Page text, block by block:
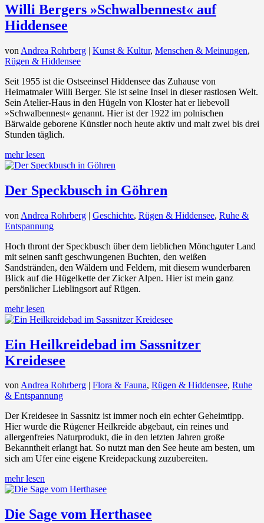
Willi Bergers »Schwalbennest« auf
Hiddensee
von Andrea Rohrberg | Kunst & Kultur, Menschen & Meinungen,
Rügen & Hiddensee
Seit 1955 ist die Ostseeinsel Hiddensee das Zuhause von
Heimatmaler Willi Berger. Sie ist seine Insel in dieser rastlosen Welt.
Sein Atelier-Haus in den Hügeln von Kloster hat er liebevoll
»Schwalbennest« genannt. Hier ist der 1922 im polnischen
Bärwalde geborene Künstler noch heute aktiv und malt zwei bis drei
Stunden täglich.
mehr lesen
Der Speckbusch in Göhren
von Andrea Rohrberg | Geschichte, Rügen & Hiddensee, Ruhe &
Entspannung
Hoch thront der Speckbusch über dem lieblichen Mönchguter Land
mit seinen sanft geschwungenen Buchten, den weißen
Sandstränden, den Wäldern und Feldern, mit diesem wunderbaren
Blick auf die Hügelkette der Zicker Alpen. Hier ist mein ganz
persönlicher Lieblingsort auf Rügen.
mehr lesen
Ein Heilkreidebad im Sassnitzer
Kreidesee
vonAndrea Rohrberg | Flora & Fauna, Rügen & Hiddensee, Ruhe
& Entspannung
Der Kreidesee in Sassnitz ist immer noch ein echter Geheimtipp.
Hier wurde die Rügener Heilkreide abgebaut, ein reines und
allergenfreies Naturprodukt, die in den letzten Jahren große
Bekanntheit erlangt hat. So nutzt man den See heute am besten, um
sich am Ufer eine eigene Kreidepackung zuzubereiten.
mehr lesen
Die Sage vom Herthasee